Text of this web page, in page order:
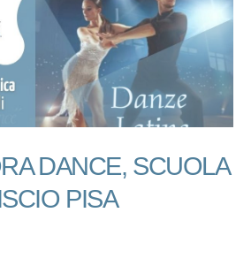
DANCE, SCUOLA
PISA